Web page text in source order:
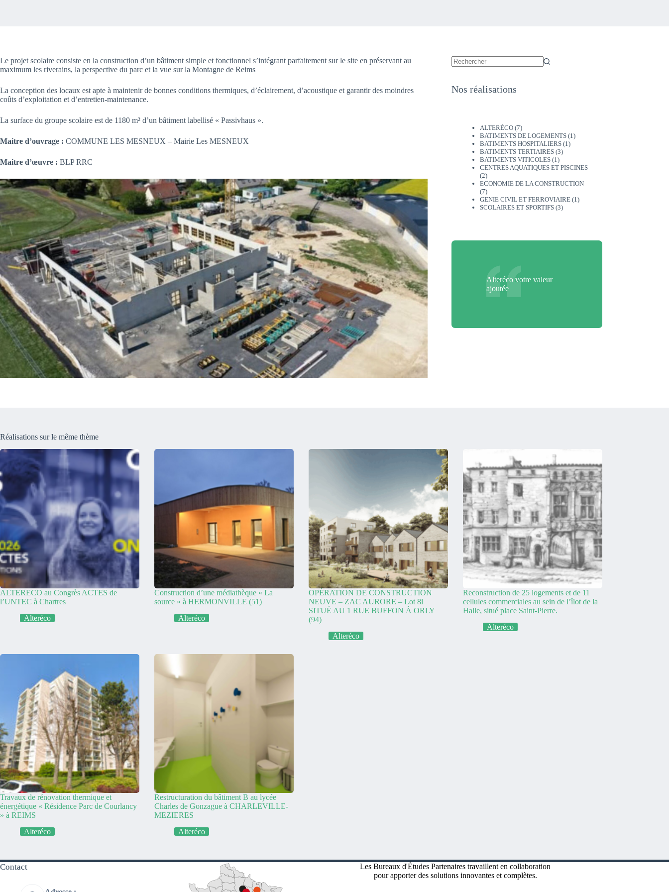
Le projet scolaire consiste en la construction d’un bâtiment simple et fonctionnel s’intégrant parfaitement sur le site en préservant au
maximum les riverains, la perspective du parc et la vue sur la Montagne de Reims
La conception des locaux est apte à maintenir de bonnes conditions thermiques, d’éclairement, d’acoustique et garantir des moindres
coûts d’exploitation et d’entretien-maintenance.
La surface du groupe scolaire est de 1180 m² d’un bâtiment labellisé « Passivhaus ».
Maitre d’ouvrage : COMMUNE LES MESNEUX – Mairie Les MESNEUX
Maitre d’œuvre : BLP RRC
Nos réalisations
ALTERÉCO(7)
BATIMENTS DE LOGEMENTS(1)
BATIMENTS HOSPITALIERS(1)
BATIMENTS TERTIAIRES(3)
BATIMENTS VITICOLES(1)
CENTRES AQUATIQUES ET PISCINES
(2)
ECONOMIE DE LA CONSTRUCTION
(7)
GENIE CIVIL ET FERROVIAIRE(1)
SCOLAIRES ET SPORTIFS(3)
Alteréco votre valeur
ajoutée
Réalisations sur le même thème
ALTERECO au Congrès ACTES de
l’UNTEC à Chartres
Alteréco
Construction d’une médiathèque « La
source » à HERMONVILLE (51)
Alteréco
OPÉRATION DE CONSTRUCTION
NEUVE – ZAC AURORE – Lot 8l
SITUÉ AU 1 RUE BUFFON À ORLY
(94)
Alteréco
Reconstruction de 25 logements et de 11
cellules commerciales au sein de l’îlot de la
Halle, situé place Saint-Pierre.
Alteréco
Travaux de rénovation thermique et
énergétique « Résidence Parc de Courlancy
» à REIMS
Alteréco
Restructuration du bâtiment B au lycée
Charles de Gonzague à CHARLEVILLE-
MEZIERES
Alteréco
Contact
Les Bureaux d'Études Partenaires travaillent en collaboration
pour apporter des solutions innovantes et complètes.